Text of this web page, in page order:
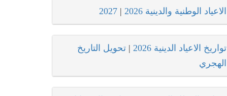
الاعياد الوطنية والدينية 2026 |
2027
تواريخ الاعياد الدينية 2026 | تحويل التاريخ
الهجري